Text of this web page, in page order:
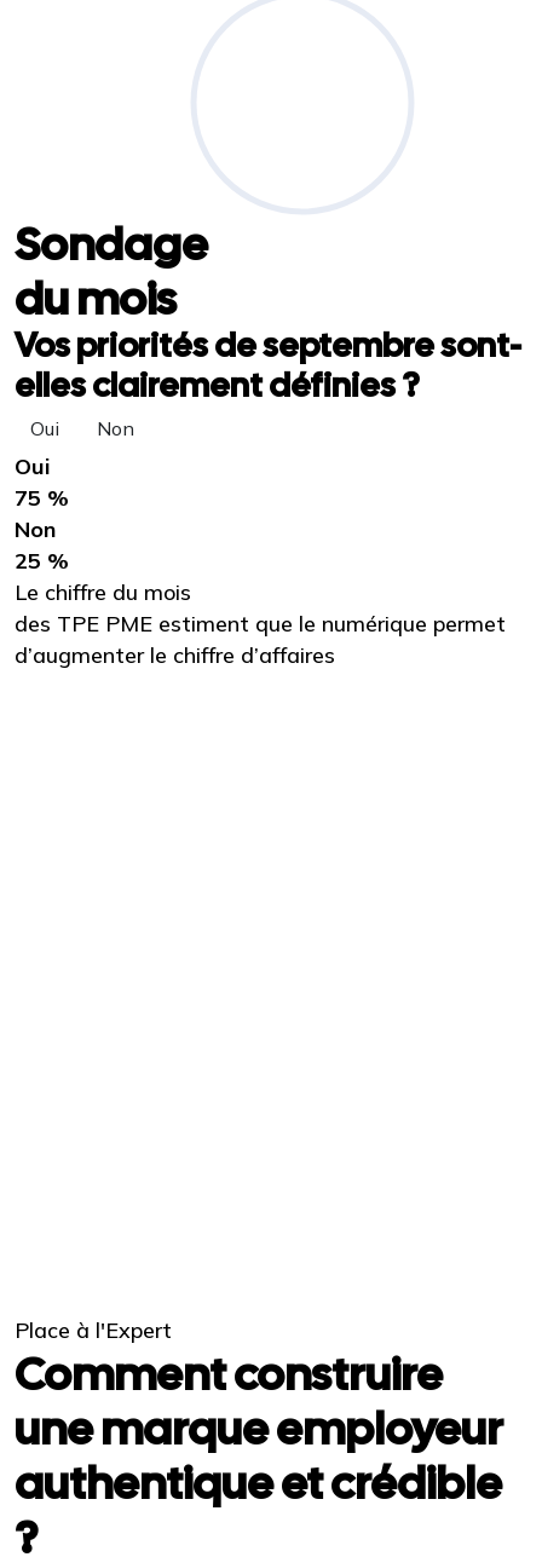
Sondage
du mois
Vos priorités de septembre sont-
elles clairement définies ?
Oui Non
Oui
75 %
Non
25 %
Le chiffre du mois
des TPE PME estiment que le numérique permet
d’augmenter le chiffre d’affaires
Place à l'Expert
Comment construire
une marque employeur
authentique et crédible
?